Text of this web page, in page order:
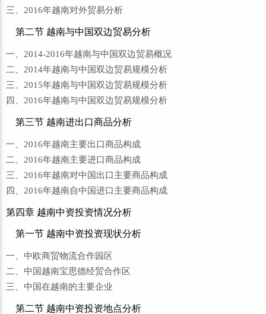
三、2016年越南对外贸易分析
第二节 越南与中国双边贸易分析
一、2014-2016年越南与中国双边贸易概况
二、2014年越南与中国双边贸易规模分析
三、2015年越南与中国双边贸易规模分析
四、2016年越南与中国双边贸易规模分析
第三节 越南进出口商品分析
一、2016年越南主要出口商品构成
二、2016年越南主要进口商品构成
三、2016年越南对中国出口主要商品构成
四、2016年越南自中国进口主要商品构成
第四章 越南中资投资情况分析
第一节 越南中资投资现状分析
一、中欧商贸物流合作园区
二、中国越南宝思德经贸合作区
三、中国在越南的主要企业
第二节 越南中资投资地点分析